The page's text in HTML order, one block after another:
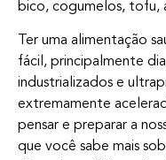
bico, cogumelos, tofu,
Ter uma alimentação
fácil, principalmente
industrializados e
extremamente
pensar e preparar a
que você sabe mais